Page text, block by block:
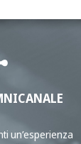
un’esperienza